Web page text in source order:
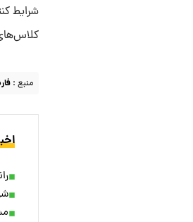
شرایط
منبع :